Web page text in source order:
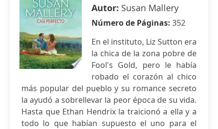
Autor: Susan Mallery
Número de Páginas: 352
En el instituto, Liz Sutton era
la chica de la zona pobre de
Fool's Gold, pero le había
robado el corazón al chico
más popular del pueblo y su romance secreto
la ayudó a sobrellevar la peor época de su vida.
Hasta que Ethan Hendrix la traicionó a ella y a
todo lo que habían supuesto el uno para el